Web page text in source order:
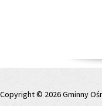
Copyright © 2026 Gminny